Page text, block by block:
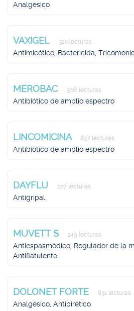
Analgésico
VAXIGEL 310 lecturas
Antimicótico, Bactericida,
MEROBAC 506 lecturas
Antibiótico de amplio espectro
LINCOMICINA 837 lecturas
Antibiótico de amplio espectro
DAYFLU 227 lecturas
Antigripal
MUVETT S 149 lecturas
Antiespasmódico, Regulador de la
Antiflatulento
DOLONET FORTE 831 lecturas
Analgésico, Antipirético